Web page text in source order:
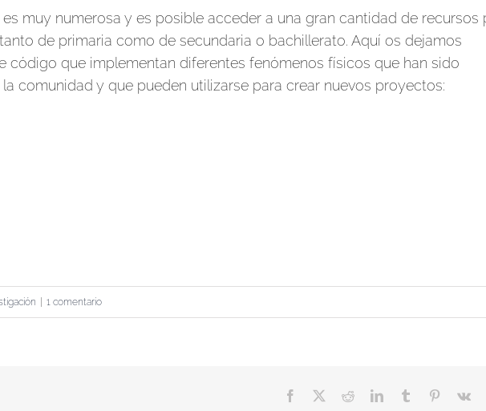
muy numerosa y es posible acceder a una gran cantidad de recursos
de primaria como de secundaria o bachillerato. Aquí os dejamos
código que implementan diferentes fenómenos físicos que han sido
comunidad y que pueden utilizarse para crear nuevos proyectos:
1 comentario
Facebook RedditLinkedInTumblr PinterestVk